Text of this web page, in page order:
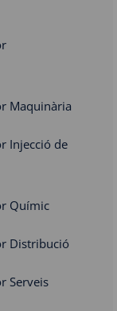
Maquinària
Injecció de
Químic
Distribució
Serveis